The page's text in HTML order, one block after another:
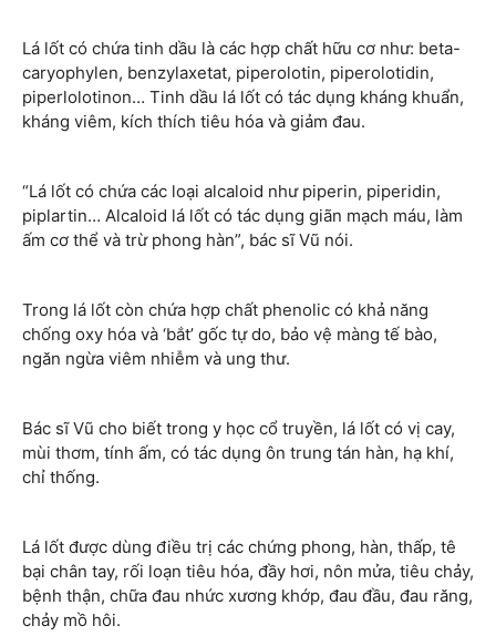
Lá lốt có chứa tinh dầu là các hợp chất hữu cơ như: beta-
caryophylen, benzylaxetat, piperolotin, piperolotidin,
piperlolotinon… Tinh dầu lá lốt có tác dụng kháng khuẩn,
kháng viêm, kích thích tiêu hóa và giảm đau.
“Lá lốt có chứa các loại alcaloid như piperin, piperidin,
piplartin… Alcaloid lá lốt có tác dụng giãn mạch máu, làm
ấm cơ thể và trừ phong hàn”, bác sĩ Vũ nói.
Trong lá lốt còn chứa hợp chất phenolic có khả năng
chống oxy hóa và ‘bắt’ gốc tự do, bảo vệ màng tế bào,
ngăn ngừa viêm nhiễm và ung thư.
Bác sĩ Vũ cho biết trong y học cổ truyền, lá lốt có vị cay,
mùi thơm, tính ấm, có tác dụng ôn trung tán hàn, hạ khí,
chỉ thống.
Lá lốt được dùng điều trị các chứng phong, hàn, thấp, tê
bại chân tay, rối loạn tiêu hóa, đầy hơi, nôn mửa, tiêu chảy,
bệnh thận, chữa đau nhức xương khớp, đau đầu, đau răng,
chảy mồ hôi.